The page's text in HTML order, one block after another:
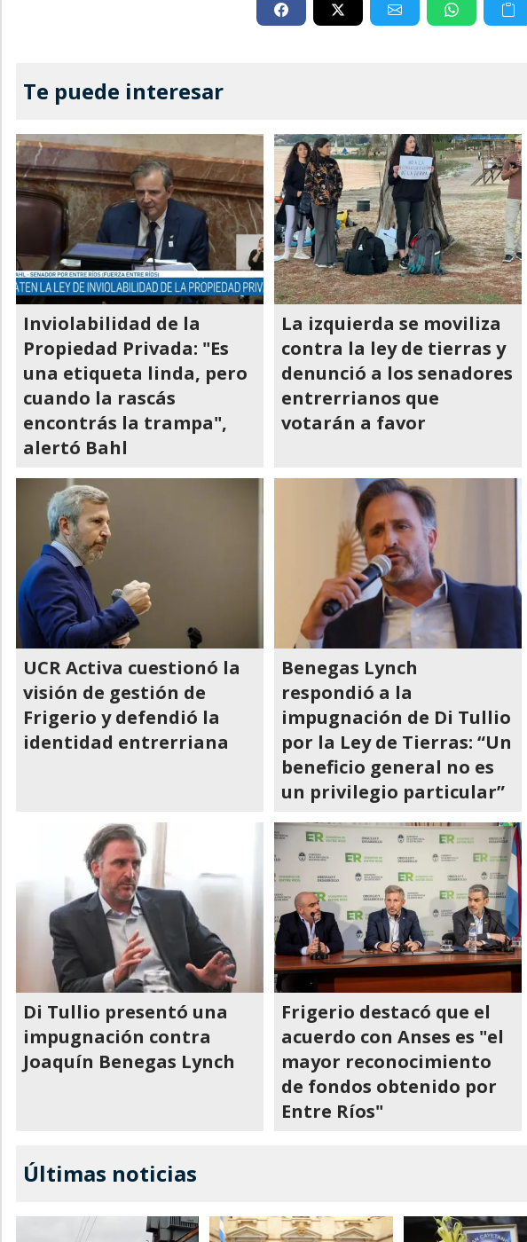
Te puede interesar
Inviolabilidad de la
Propiedad Privada: "Es
una etiqueta linda, pero
cuando la rascás
encontrás la trampa",
alertó Bahl
La izquierda se moviliza
contra la ley de tierras y
denunció a los senadores
entrerrianos que
votarán a favor
UCR Activa cuestionó la
visión de gestión de
Frigerio y defendió la
identidad entrerriana
Benegas Lynch
respondió a la
impugnación de Di Tullio
por la Ley de Tierras: “Un
beneficio general no es
un privilegio particular”
Di Tullio presentó una
impugnación contra
Joaquín Benegas Lynch
Frigerio destacó que el
acuerdo con Anses es "el
mayor reconocimiento
de fondos obtenido por
Entre Ríos"
Últimas noticias